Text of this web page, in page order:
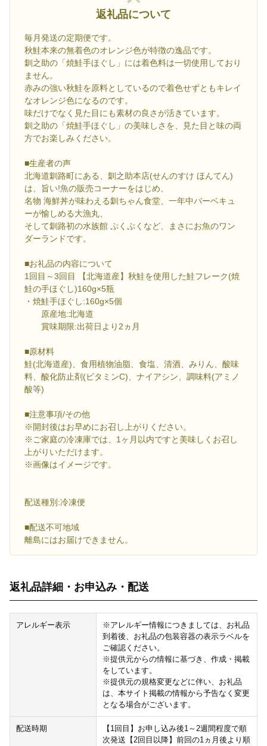
返礼品について
毎月発送の定期便です。
秋鮭本来の無着色のオレンジ色が特徴の逸品です。
釧之助の「焼鮭手ほぐし」には着色料は一切使用しており
ません。
赤みの強い秋鮭を原料としているので着色せずともキレイ
なオレンジ色になるのです。
味だけでなく見た目にも素材の良さが活きています。
釧之助の「焼鮭手ほぐし」の美味しさを、見た目と味の両
方でお楽しみください。
■生産者の声
北海道釧路町にある、釧之助本店(せんのすけ ほんてん)
は、旨い!魚の販売コーナーをはじめ、
名物 海鮮丼が味わえる釧ちゃん食堂、一年中バーベキュ
ーが愉しめる大漁丸、
そして釧路初の水族館 ぷくぷくなど、まさにお魚のワン
ダーランドです。
■お礼品の内容について
1回目～3回目 【北海道産】秋鮭を使用した鮭フレーク(焼
鮭の手ほぐし)160g×5瓶
・焼鮭手ほぐし:160g×5個
原産地:北海道
賞味期限:出荷日より2ヵ月
■原材料
鮭(北海道産)、食用植物油脂、食塩、清酒、みりん、酸味
料、酸化防止剤(ビタミンC)、ナイアシン、調味料(アミノ
酸等)
■注意事項/その他
※開封後はお早めにお召し上がりください。
※ご家庭の冷凍庫では、1ヶ月以内ですと美味しくお召し
上がりいただけます。
※画像はイメージです。
配送種別:冷凍便
■配送不可地域
離島にはお届けできません。
返礼品詳細・お申込み・配送
アレルギー表示
※アレルギー情報につきましては、お礼品
到着後、お礼品の包装容器の表示ラベルを
ご確認ください。
※提供元からの情報に基づき、作成・掲載
をしています。
※提供元の規格変更などに伴い、お礼品
は、本サイト掲載の情報から予告なく変更
となる場合がございます。
配送時期
【1回目】お申し込み後1～2週間程度で順
次発送【2回目以降】前回の1ヵ月後より順